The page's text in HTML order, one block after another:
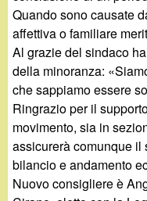
Quando sono causate
affettiva o familiare
Al grazie del sindaco
della minoranza:
che sappiamo essere
Ringrazio per il
movimento, sia in
assicurerà comunque il
bilancio e andamento
Nuovo consigliere è